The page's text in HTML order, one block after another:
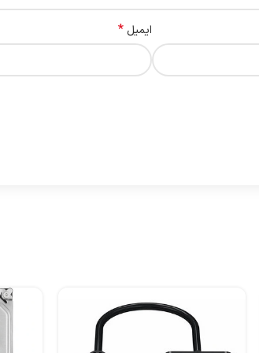
ایمیل *